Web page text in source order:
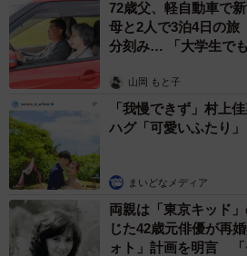
日絵を描くようになります。
母に褒められたい一心で絵の技術が
ー様ちゃんさんは、もう母の賞賛だ
っていました。そこで、より多くの
トレースを覚えて人気キャラを上手
ていました。その甲斐あって、「ク
72歳父、軽自動車で
母と2人で3泊4日の
分刻み… 「大学生でも
山岡 もと子
「我慢できず」村上
ハグ「可愛いふたり」
まいどなメディア
両親は「東京キッド
じた42歳元俳優が再
ォト」計画を明言 「